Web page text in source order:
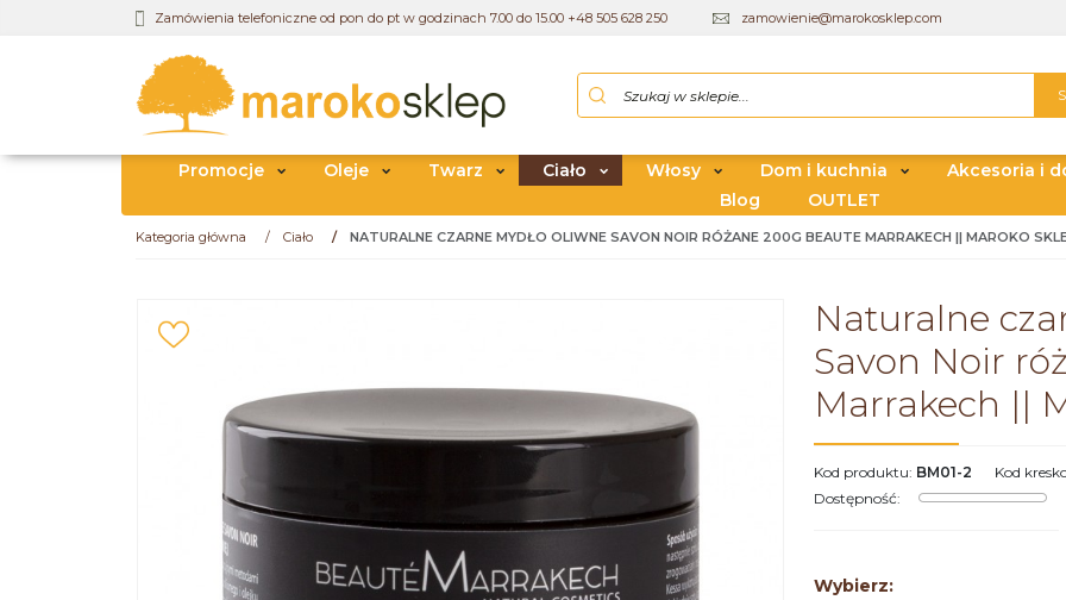
Zamówienia telefoniczne od pon do pt w godzinach 7.00 do 15.00 +48 505 628 250 zamowienie@marokosklep.com
Promocje Oleje Twarz Ciało Włosy Dom i kuchnia Akcesoria i
Blog
OUTLET
Kategoria główna / Ciało / NATURALNE CZARNE MYDŁO OLIWNE SAVON NOIR RÓŻANE 200G BEAUTE MARRAKECH || MAROKO
Naturalne
Savon Noir
Marrakech ||
Kod produktu: BM01-2 Kod
Dostępność:
Wybierz: